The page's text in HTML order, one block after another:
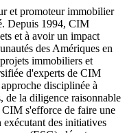
et promoteur immobilier
Depuis 1994, CIM
et à avoir un impact
des Amériques en
immobiliers et
d'experts de CIM
disciplinée à
de la diligence raisonnable
CIM s'efforce de faire une
des initiatives